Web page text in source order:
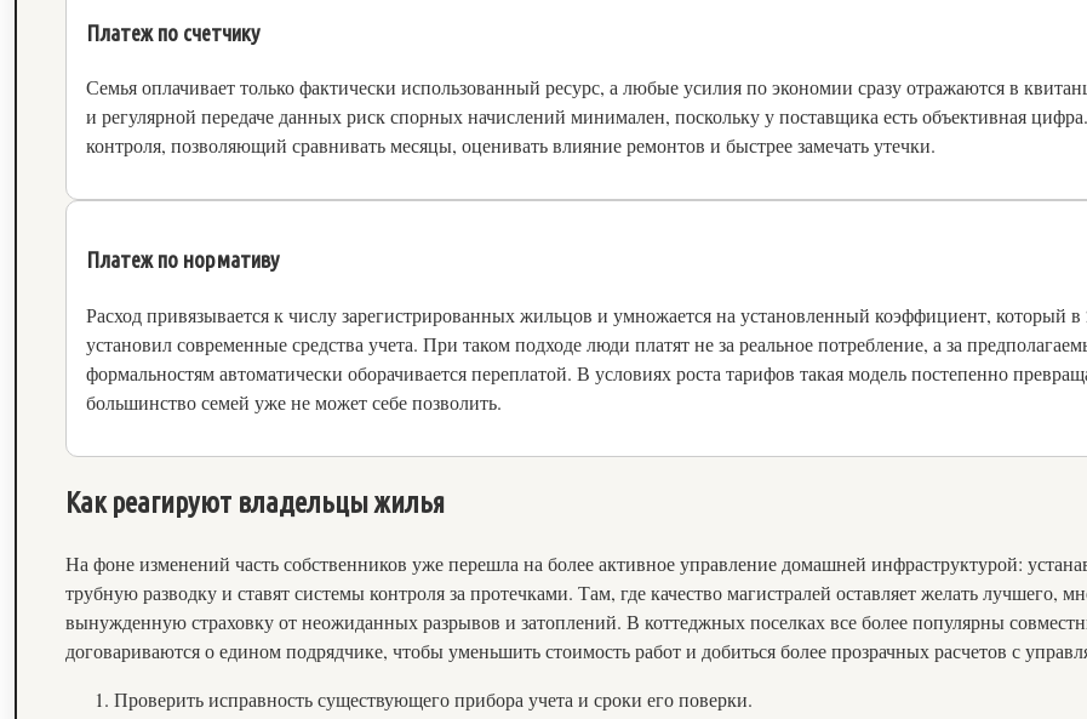
Платеж по счетчику
Семья оплачивает только фактически использованный ресурс, а любые усилия по экономии сразу отражаются в
и регулярной передаче данных риск спорных начислений минимален, поскольку у поставщика есть объективная
контроля, позволяющий сравнивать месяцы, оценивать влияние ремонтов и быстрее замечать утечки.
Платеж по нормативу
Расход привязывается к числу зарегистрированных жильцов и умножается на установленный коэффициент, который
установил современные средства учета. При таком подходе люди платят не за реальное потребление, а за
формальностям автоматически оборачивается переплатой. В условиях роста тарифов такая модель постепенно
большинство семей уже не может себе позволить.
Как реагируют владельцы жилья
На фоне изменений часть собственников уже перешла на более активное управление домашней инфраструктурой:
трубную разводку и ставят системы контроля за протечками. Там, где качество магистралей оставляет желать
вынужденную страховку от неожиданных разрывов и затоплений. В коттеджных поселках все более популярны
договариваются о едином подрядчике, чтобы уменьшить стоимость работ и добиться более прозрачных расчетов с
Проверить исправность существующего прибора учета и сроки его поверки.